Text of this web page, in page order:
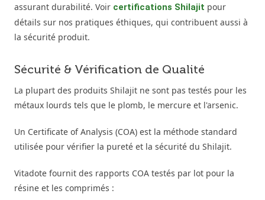
assurant durabilité. Voir certifications Shilajit pour
détails sur nos pratiques éthiques, qui contribuent aussi à
la sécurité produit.
Sécurité & Vérification de Qualité
La plupart des produits Shilajit ne sont pas testés pour les
métaux lourds tels que le plomb, le mercure et l'arsenic.
Un Certificate of Analysis (COA) est la méthode standard
utilisée pour vérifier la pureté et la sécurité du Shilajit.
Vitadote fournit des rapports COA testés par lot pour la
résine et les comprimés :